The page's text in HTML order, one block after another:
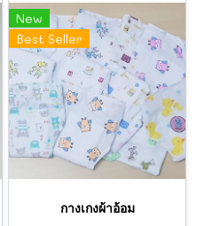
New
Best Seller
กางเกงผ้าอ้อม